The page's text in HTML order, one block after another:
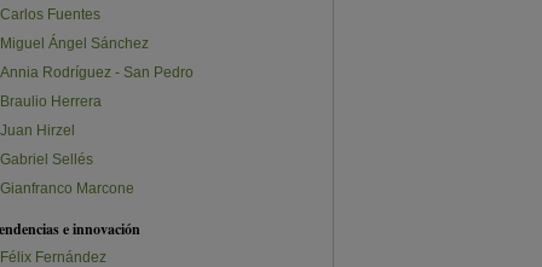
Carlos Fuentes
Miguel Ángel Sánchez
Annia Rodríguez - San Pedro
Braulio Herrera
Juan Hirzel
Gabriel Sellés
Gianfranco Marcone
e innovación
Félix Fernández